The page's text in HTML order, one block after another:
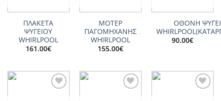
ΠΛΑΚΕΤΑ
ΨΥΓΕΙΟΥ
WHIRLPOOL
161.00€
ΜΟΤΕΡ
ΠΑΓΟΜΗΧΑΝΗΣ
WHIRLPOOL
155.00€
ΟΘΟΝΗ
90.00€